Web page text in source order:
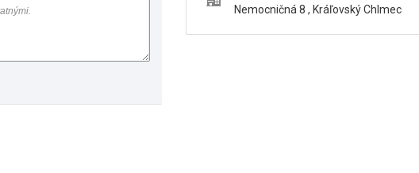
Nemocničná 8 , Kráľovský Chlmec